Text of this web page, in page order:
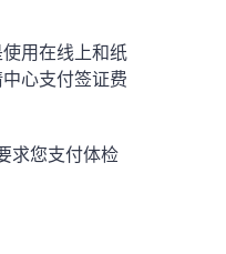
用在线上和纸
心支付签证费
求您支付体检